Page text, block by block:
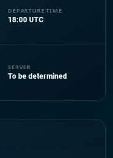
DEPARTURE TIME
18:00 UTC
SERVER
To be determined